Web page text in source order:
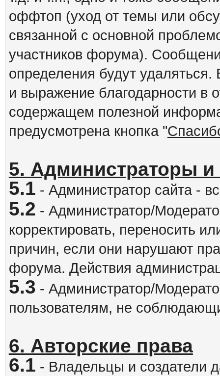
оффтоп (уход от темы или
связанной с основной
участников форума).
определения будут
и выражение благодарности в
содержащем полезной
предусмотрена кнопка "
5. Администраторы
5.1 - Администратор сайта -
5.2 - Администратор/
корректировать, переносить
причин, если они нарушают
форума. Действия
5.3 - Администратор/
пользователям, не
6. Авторские права
6.1 - Владельцы и создатели